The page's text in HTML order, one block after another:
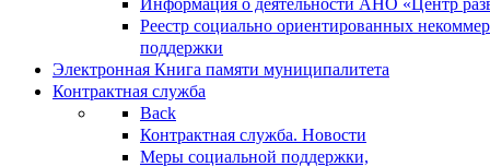
Информация о деятельности АНО «Центр
Реестр социально ориентированных
поддержки
Электронная Книга памяти муниципалитета
Контрактная служба
Back
Контрактная служба. Новости
Меры социальной поддержки,